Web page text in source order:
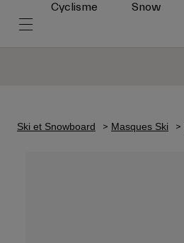
Cyclisme Snow
Ski et Snowboard Masques Ski